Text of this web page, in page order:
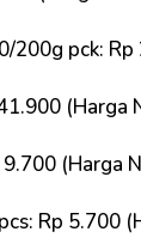
200g pck:
(Harga
(Harga
Rp 5.700